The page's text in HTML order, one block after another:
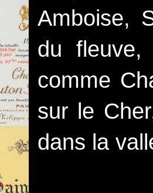
Amboise,
du
comme
sur le
dans la